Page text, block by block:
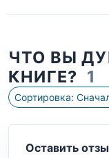
ЧТО ВЫ
КНИГЕ? 1
Оставить